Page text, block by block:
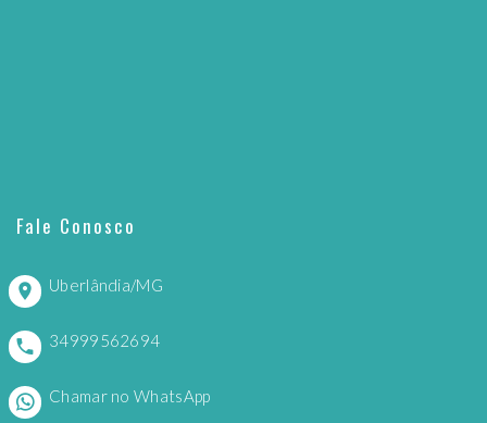
Fale Conosco
Uberlândia/MG
34999562694
Chamar no WhatsApp